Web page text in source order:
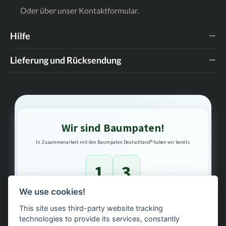
Oder über unser Kontaktformular
Hilfe
Lieferung und Rücksendung
Wir sind Baumpaten!
In Zusammenarbeit mit den Baumpaten Deutschland® haben wir bereits
1 3
We use cookies!
This site uses third-party website tracking
technologies to provide its services, constantly